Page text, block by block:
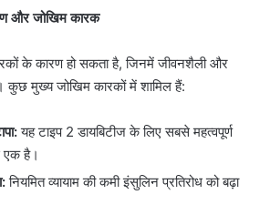
और जोखिम कारक
के कारण हो सकता है, जिनमें जीवनशैली और
कुछ मुख्य जोखिम कारकों में शामिल हैं:
यह टाइप 2 डायबिटीज के लिए सबसे महत्वपूर्ण
एक है।
नियमित व्यायाम की कमी इंसुलिन प्रतिरोध को बढ़ा